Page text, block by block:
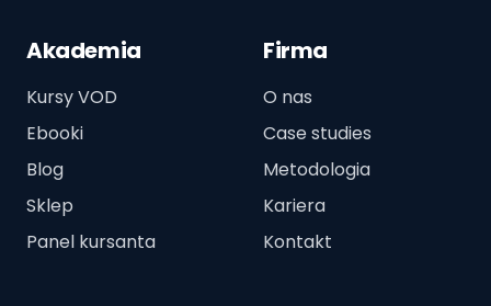
Akademia
Kursy VOD
Ebooki
Blog
Sklep
Panel kursanta
Firma
O nas
Case studies
Metodologia
Kariera
Kontakt